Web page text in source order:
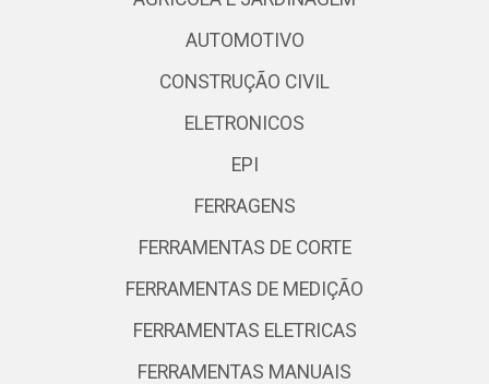
AUTOMOTIVO
CONSTRUÇÃO CIVIL
ELETRONICOS
EPI
FERRAGENS
FERRAMENTAS DE CORTE
FERRAMENTAS DE MEDIÇÃO
FERRAMENTAS ELETRICAS
FERRAMENTAS MANUAIS